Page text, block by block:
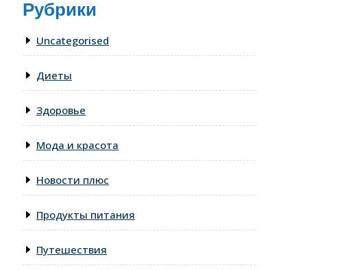
Рубрики
Uncategorised
Диеты
Здоровье
Мода и красота
Новости плюс
Продукты питания
Путешествия